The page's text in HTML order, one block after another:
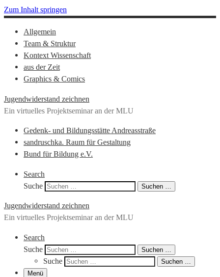
Zum Inhalt springen
Allgemein
Team & Struktur
Kontext Wissenschaft
aus der Zeit
Graphics & Comics
Jugendwiderstand zeichnen
Ein virtuelles Projektseminar an der MLU
Gedenk- und Bildungsstätte Andreasstraße
sandruschka. Raum für Gestaltung
Bund für Bildung e.V.
Search
Suche
Suchen …
Jugendwiderstand zeichnen
Ein virtuelles Projektseminar an der MLU
Search
Suche
Suchen …
Suche
Suchen …
Menü